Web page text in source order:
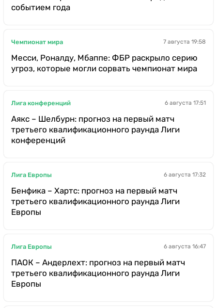
событием года
Чемпионат мира 7 августа 19:58
Месси, Роналду, Мбаппе: ФБР раскрыло серию
угроз, которые могли сорвать чемпионат мира
Лига конференций 6 августа 17:51
Аякс – Шелбурн: прогноз на первый матч
третьего квалификационного раунда Лиги
конференций
Лига Европы 6 августа 17:32
Бенфика – Хартс: прогноз на первый матч
третьего квалификационного раунда Лиги
Европы
Лига Европы 6 августа 16:47
ПАОК – Андерлехт: прогноз на первый матч
третьего квалификационного раунда Лиги
Европы